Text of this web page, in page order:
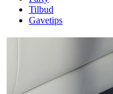
Tilbud
Gavetips